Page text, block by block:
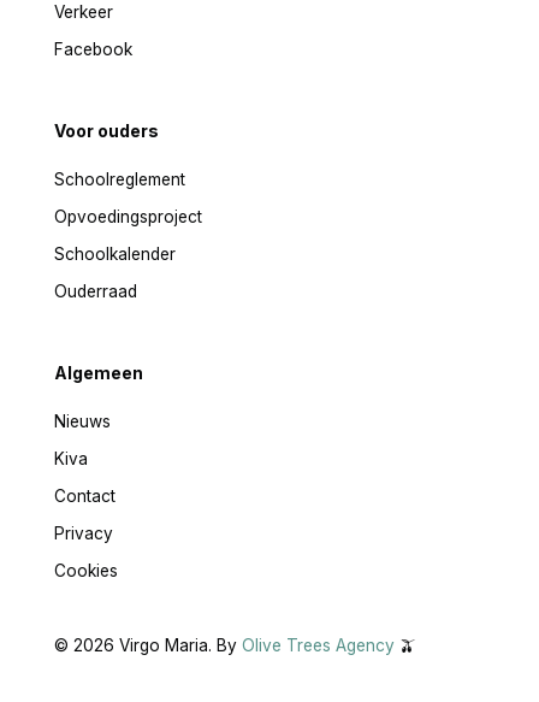
Verkeer
Facebook
Voor ouders
Schoolreglement
Opvoedingsproject
Schoolkalender
Ouderraad
Algemeen
Nieuws
Kiva
Contact
Privacy
Cookies
© 2026 Virgo Maria. By Olive Trees Agency 🫒